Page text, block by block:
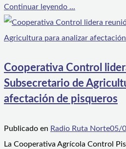
Continuar leyendo ...
Cooperativa Control
Subsecretario de
afectación de pisqueros
Publicado en Radio Ruta Norte05/
La Cooperativa Agrícola Control